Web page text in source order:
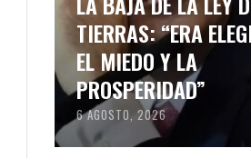
TIERRAS: “ERA
EL MIEDO Y LA
PROSPERIDAD”
6 AGOSTO, 2026